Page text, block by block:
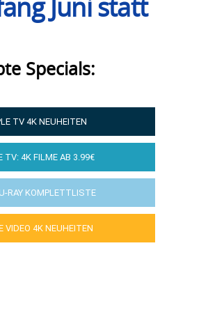
Juni statt
Specials:
TV 4K NEUHEITEN
TV: 4K FILME AB 3.99€
RAY KOMPLETTLISTE
VIDEO 4K NEUHEITEN